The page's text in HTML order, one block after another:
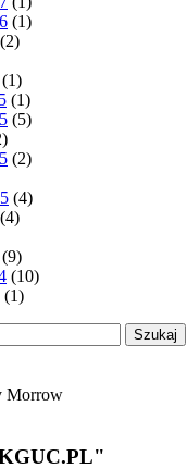
(1)
(2)
(1)
(1)
(5)
(2)
(4)
(4)
(9)
(10)
(1)
Morrow